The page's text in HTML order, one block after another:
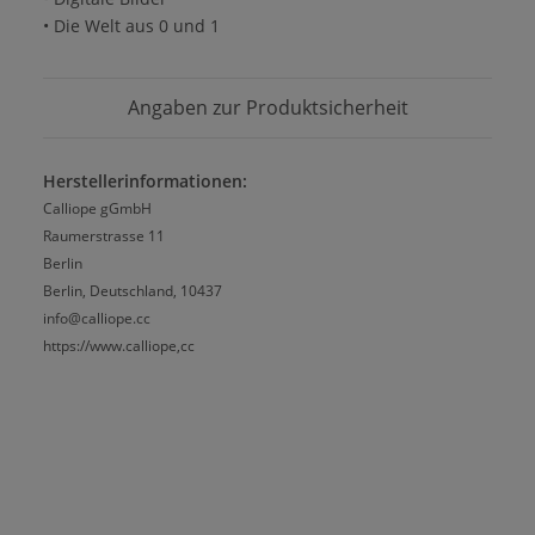
• Die Welt aus 0 und 1
Angaben zur Produktsicherheit
Herstellerinformationen:
Calliope gGmbH
Raumerstrasse 11
Berlin
Berlin, Deutschland, 10437
info@calliope.cc
https://www.calliope,cc